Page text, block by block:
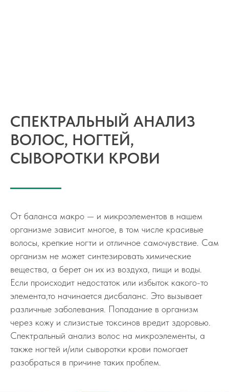
СПЕКТРАЛЬНЫЙ АНАЛИЗ
ВОЛОС, НОГТЕЙ,
СЫВОРОТКИ КРОВИ
От баланса макро — и микроэлементов в нашем
организме зависит многое, в том числе красивые
волосы, крепкие ногти и отличное самочувствие. Сам
организм не может синтезировать химические
вещества, а берет он их из воздуха, пищи и воды.
Если происходит недостаток или избыток какого-то
элемента,то начинается дисбаланс. Это вызывает
различные заболевания. Попадание в организм
через кожу и слизистые токсинов вредит здоровью.
Спектральный анализ волос на микроэлементы, а
также ногтей и/или сыворотки крови помогает
разобраться в причине таких проблем.